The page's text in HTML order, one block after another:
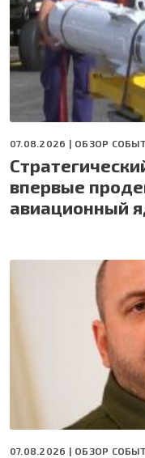
07.08.2026 | ОБЗОР
впервые
авиационный
07.08.2026 | ОБЗОР